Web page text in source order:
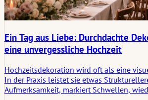
Ein Tag aus Liebe: Durchdachte
eine unvergessliche Hochzeit
Hochzeitsdekoration wird oft als eine
In der Praxis leistet sie etwas
Aufmerksamkeit, markiert Schwellen,